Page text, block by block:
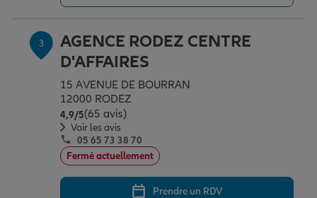
Préparer l’avenir
Le Pack Famille
Garantie des accidents de la vie
Assurance scolaire
Protection juridique
3
AGENCE RODEZ CENTRE
D'AFFAIRES
15 AVENUE DE BOURRAN
12000 RODEZ
4,9/5Note de 4.9 sur 5
(65 avis)
Voir les avis
05 65 73 38 70
Fermé actuellement
Prendre un RDV